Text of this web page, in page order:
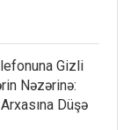
Gizli
Nəzərinə:
Düşə